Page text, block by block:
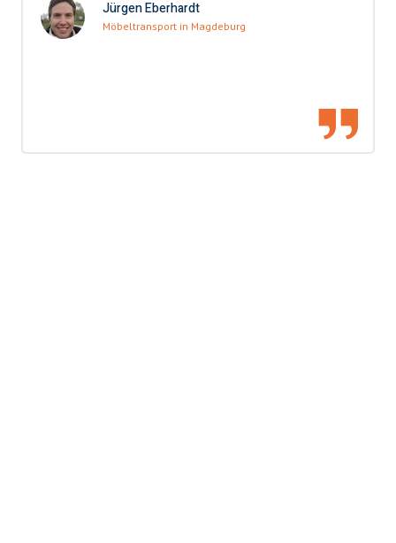
Jürgen Eberhardt
Möbeltransport in Magdeburg